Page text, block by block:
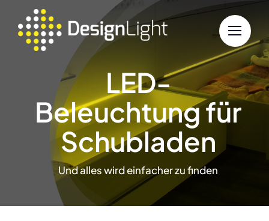
content
LED-
Beleuchtung für
Schubladen
Und alles wird einfacher zu finden